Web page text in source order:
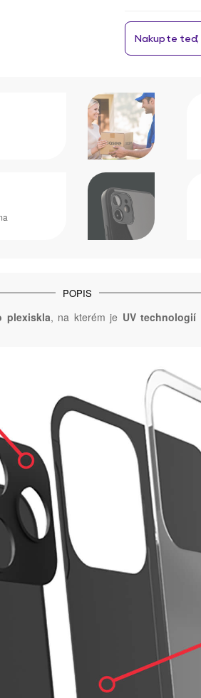
POPIS
plexiskla, na kterém je UV technologií